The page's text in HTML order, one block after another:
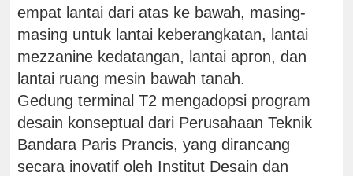
empat lantai dari atas ke bawah, masing-
masing untuk lantai keberangkatan, lantai
mezzanine kedatangan, lantai apron, dan
lantai ruang mesin bawah tanah.
Gedung terminal T2 mengadopsi program
desain konseptual dari Perusahaan Teknik
Bandara Paris Prancis, yang dirancang
secara inovatif oleh Institut Desain dan